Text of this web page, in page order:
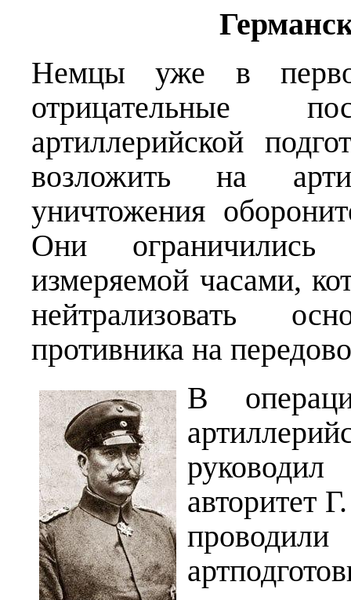
Немцы уже в
отрицательные
артиллерийской
возложить на
уничтожения
Они ограничились
измеряемой часами,
нейтрализовать
противника на
В
руководил
авторитет